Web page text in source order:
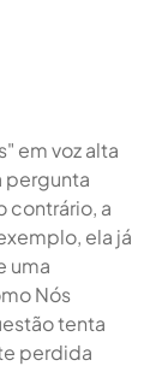
em voz alta
pergunta
contrário, a
ela já
uma
Nós
tenta
perdida